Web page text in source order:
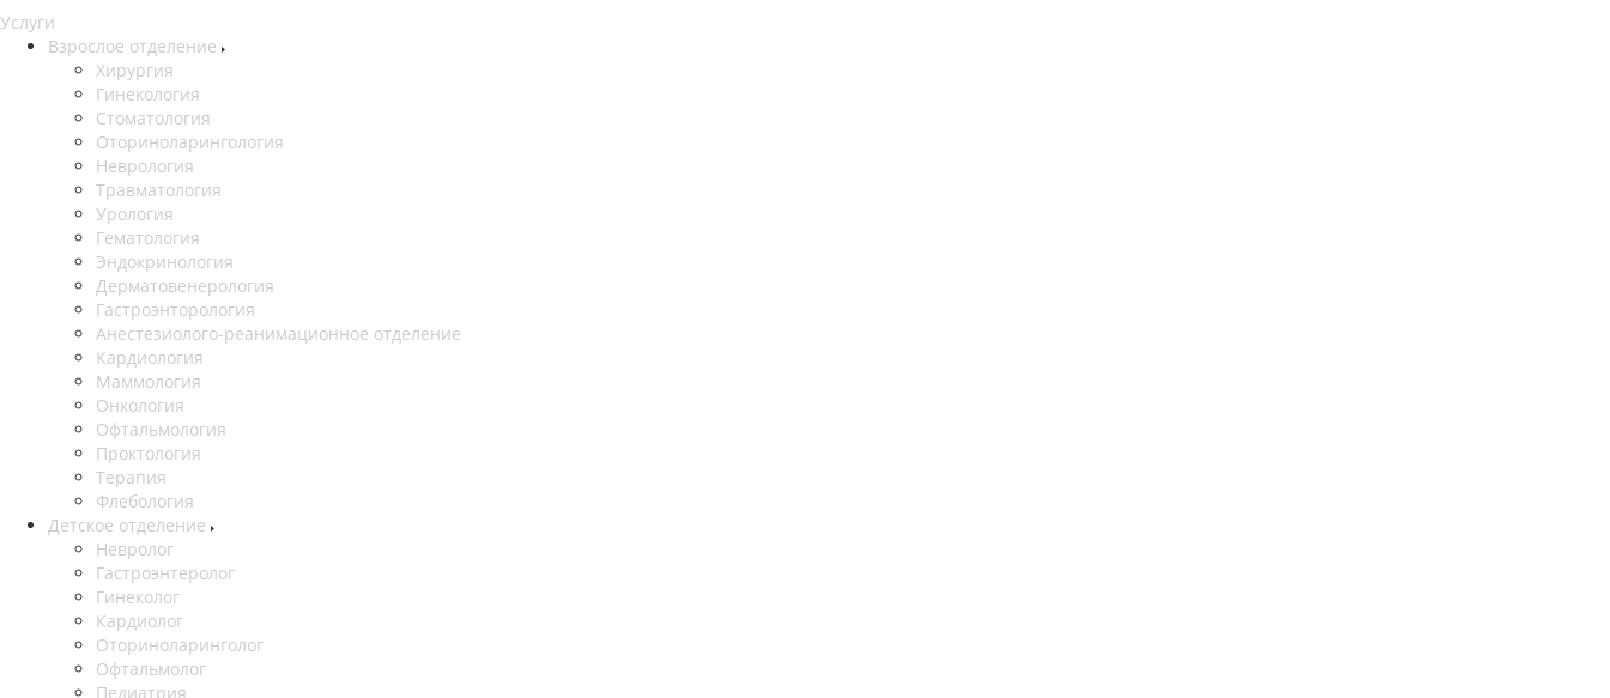
Услуги
Взрослое отделение
Хирургия
Гинекология
Стоматология
Оториноларингология
Неврология
Травматология
Урология
Гематология
Эндокринология
Дерматовенерология
Гастроэнторология
Анестезиолого-реанимационное отделение
Кардиология
Маммология
Онкология
Офтальмология
Проктология
Терапия
Флебология
Детское отделение
Невролог
Гастроэнтеролог
Гинеколог
Кардиолог
Оториноларинголог
Офтальмолог
Педиатрия